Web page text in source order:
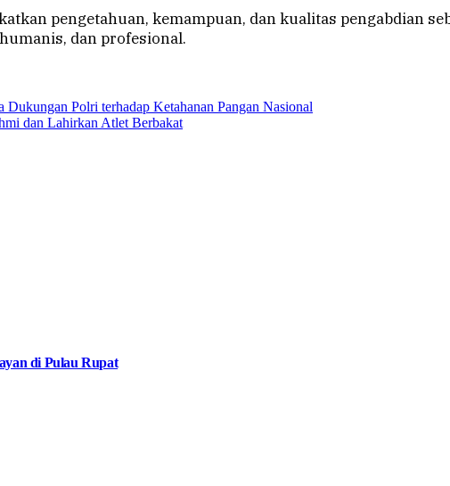
pengetahuan, kemampuan, dan kualitas pengabdian
dan profesional.
Polri terhadap Ketahanan Pangan Nasional
dan Lahirkan Atlet Berbakat
di Pulau Rupat